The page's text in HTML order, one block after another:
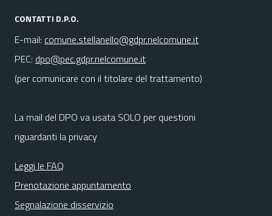
CONTATTI D.P.O.
E-mail: comune.stellanello@gdpr.nelcomune.it
PEC: dpo@pec.gdpr.nelcomune.it
(per comunicare con il titolare del trattamento)
La mail del DPO va usata SOLO per questioni
riguardanti la privacy
Leggi le FAQ
Prenotazione appuntamento
Segnalazione disservizio